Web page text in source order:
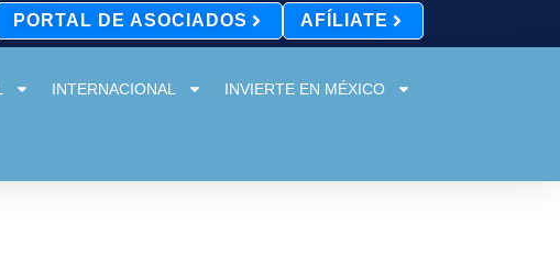
PORTAL DE ASOCIADOS AFÍLIATE
INTERNACIONAL INVIERTE EN MÉXICO